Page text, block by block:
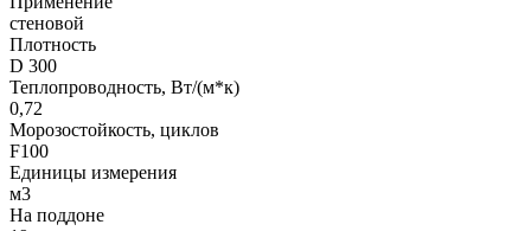
стеновой
Плотность
D 300
Теплопроводность, Вт/(м*к)
0,72
Морозостойкость, циклов
F100
Единицы измерения
м3
На поддоне